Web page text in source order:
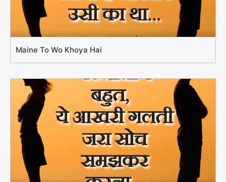
Maine To Wo Khoya Hai